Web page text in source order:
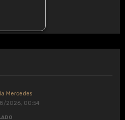
Mercedes
2026, 00:54